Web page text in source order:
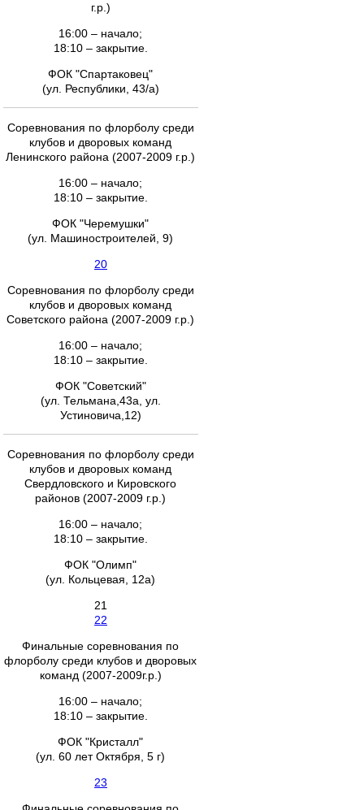
г.р.)
16:00 – начало;
18:10 – закрытие.
ФОК "Спартаковец"
(ул. Республики, 43/а)
Соревнования по флорболу среди
клубов и дворовых команд
Ленинского района (2007-2009 г.р.)
16:00 – начало;
18:10 – закрытие.
ФОК "Черемушки"
(ул. Машиностроителей, 9)
20
Соревнования по флорболу среди
клубов и дворовых команд
Советского района (2007-2009 г.р.)
16:00 – начало;
18:10 – закрытие.
ФОК "Советский"
(ул. Тельмана,43а, ул.
Устиновича,12)
Соревнования по флорболу среди
клубов и дворовых команд
Свердловского и Кировского
районов (2007-2009 г.р.)
16:00 – начало;
18:10 – закрытие.
ФОК "Олимп"
(ул. Кольцевая, 12а)
21
22
Финальные соревнования по
флорболу среди клубов и дворовых
команд (2007-2009г.р.)
16:00 – начало;
18:10 – закрытие.
ФОК "Кристалл"
(ул. 60 лет Октября, 5 г)
23